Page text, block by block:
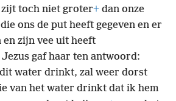
toch niet groter+ dan onze
ons de put heeft gegeven en er
zijn vee uit heeft
Jezus gaf haar ten antwoord:
water drinkt, zal weer dorst
van het water drinkt dat ik hem